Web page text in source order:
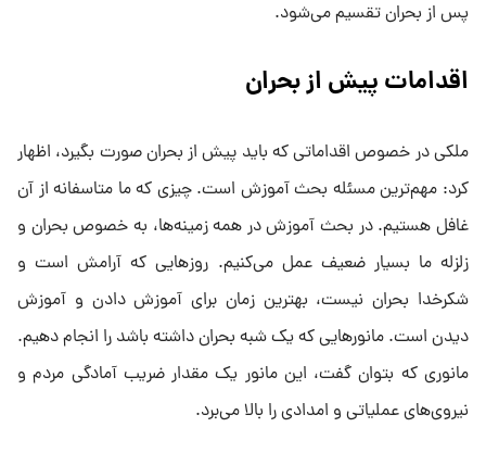
پس از بحران تقسیم می‌شود.
اقدامات پیش از بحران
ملکی در خصوص اقداماتی که باید پیش از بحران صورت بگیرد، اظهار
کرد: مهم‌ترین مسئله بحث آموزش است. چیزی که ما متاسفانه از آن
غافل هستیم. در بحث آموزش در همه زمینه‌ها، به خصوص بحران و
زلزله ما بسیار ضعیف عمل می‌کنیم. روزهایی که آرامش است و
شکرخدا بحران نیست، بهترین زمان برای آموزش دادن و آموزش
دیدن است. مانورهایی که یک شبه بحران داشته باشد را انجام دهیم.
مانوری که بتوان گفت، این مانور یک مقدار ضریب آمادگی مردم و
نیروی‌های عملیاتی و امدادی را بالا می‌برد.